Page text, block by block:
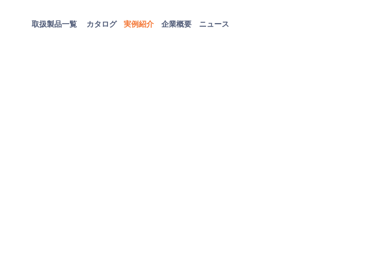
取扱​製品一覧 ​実例紹介
カタログ 企業概要 ニュース